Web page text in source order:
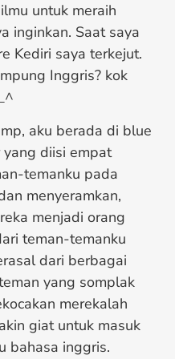
untuk meraih
inginkan. Saat saya
Kediri saya terkejut.
Inggris? kok
aku berada di blue
diisi empat
temanku pada
menyeramkan,
menjadi orang
teman-temanku
dari berbagai
yang somplak
merekalah
giat untuk masuk
bahasa inggris.